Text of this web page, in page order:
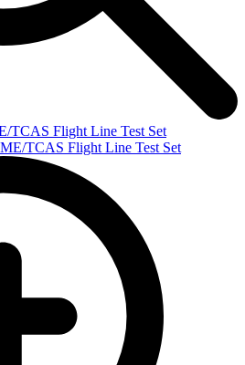
TCAS Flight Line Test Set